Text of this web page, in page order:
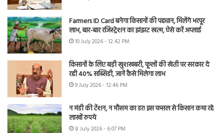
Farmers ID Card बनेगा किसानों की पहचान, मिलेंगे भरपूर
लाभ, बार-बार रजिस्ट्रेशन का झंझट खत्म, ऐसे करें अप्लाई
10 July 2026 - 12:42 PM
किसानों के लिए बड़ी खुशखबरी, फूलों की खेती पर सरकार दे
रही 40% सब्सिडी, जानें कैसे मिलेगा लाभ
9 July 2026 - 12:46 PM
न मंडी की टेंशन, न मौसम का डर! इस फसल से किसान कमा रहे
लाखों रुपये
8 July 2026 - 6:07 PM